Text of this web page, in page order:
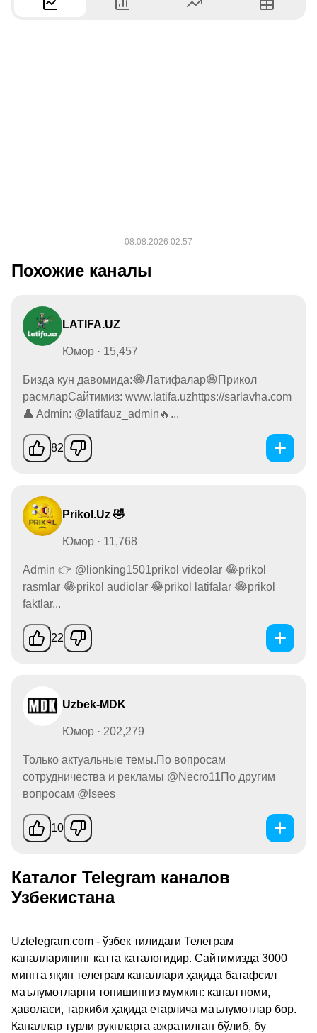
Похожие каналы
LATIFA.UZ
Юмор · 15,457
Бизда кун давомида:😂Латифалар😆Прикол
расмларСайтимиз: www.latifa.uzhttps://sarlavha.com
👤 Admin: @latifauz_admin🔥...
82
Prikol.Uz 🤣
Юмор · 11,768
Admin 👉 @lionking1501prikol videolar 😂prikol
rasmlar 😂prikol audiolar 😂prikol latifalar 😂prikol
faktlar...
22
Uzbek-MDK
Юмор · 202,279
Только актуальные темы.По вопросам
сотрудничества и рекламы @Necro11По другим
вопросам @lsees
10
Каталог Telegram каналов
Узбекистана
Uztelegram.com - ўзбек тилидаги Телеграм
каналларининг катта каталогидир. Сайтимизда 3000
мингга яқин телеграм каналлари ҳақида батафсил
маълумотларни топишингиз мумкин: канал номи,
ҳаволаси, таркиби ҳақида етарлича маълумотлар бор.
Каналлар турли рукнларга ажратилган бўлиб, бу